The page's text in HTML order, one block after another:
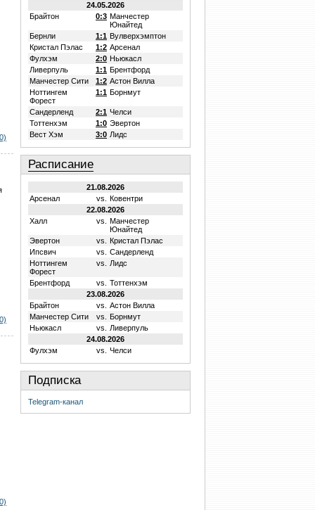
24.05.2026
Брайтон
0:3 Манчестер
Юнайтед
Бернли
1:1 Вулверхэмптон
Кристал Пэлас
1:2 Арсенал
Фулхэм
2:0 Ньюкасл
Ливерпуль
1:1 Брентфорд
Манчестер Сити
1:2 Астон Вилла
Ноттингем
Форест
1:1 Борнмут
Сандерленд 2:1 Челси
Тоттенхэм
1:0 Эвертон
Вест Хэм
3:0 Лидс
Расписание
21.08.2026
Арсенал
vs.
Ковентри
22.08.2026
Халл
vs.
Манчестер
Юнайтед
Эвертон
vs.
Кристал Пэлас
Ипсвич
vs.
Сандерленд
Ноттингем
Форест
vs. Лидс
Брентфорд vs.
Тоттенхэм
23.08.2026
Брайтон
vs.
Астон Вилла
Манчестер Сити
vs.
Борнмут
Ньюкасл
vs.
Ливерпуль
24.08.2026
Фулхэм
vs. Челси
Подписка
Telegram-канал